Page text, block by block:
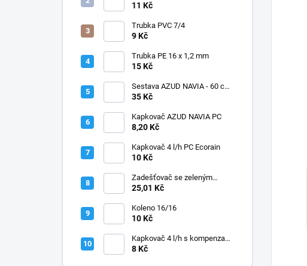
11 Kč
Trubka PVC 7/4
9 Kč
Trubka PE 16 x 1,2 mm
15 Kč
Sestava AZUD NAVIA - 60 cm,
jehly zahnuté
35 Kč
Kapkovač AZUD NAVIA PC
8,20 Kč
Kapkovač 4 l/h PC Ecorain
10 Kč
Zadešťovač se zeleným
rotorem a žlutou tryskou
25,01 Kč
Koleno 16/16
10 Kč
Kapkovač 4 l/h s kompenzací
tlaku
8 Kč